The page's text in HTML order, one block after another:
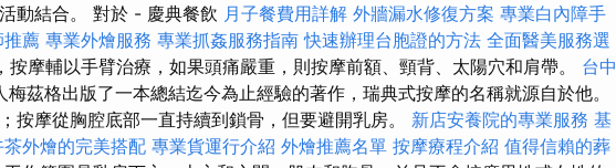
動結合。 對於 - 慶典餐飲 月子餐費用詳解 外牆漏水修復方案 專業白內障手
推薦 專業外燴服務 專業抓姦服務指南 快速辦理台胞證的方法 全面醫美服務選
按摩輔以手臂治療，如果頭痛嚴重，則按摩前額、頸背、太陽穴和肩帶。 台中
梅茲格出版了一本總結迄今為止經驗的著作，瑞典式按摩的名稱就源自於他。
按摩從胸腔底部一直持續到鎖骨，但要避開乳房。 新店安養院的專業服務 基
茶外燴的完美搭配 專業貨運行介紹 外燴推薦名單 按摩療程介紹 值得信賴的葬